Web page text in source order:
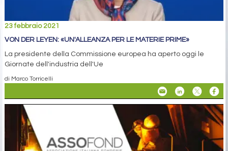
23 febbraio 2021
VON DER LEYEN: «UN'ALLEANZA PER LE MATERIE PRIME»
La presidente della Commissione europea ha aperto oggi le
Giornate dell'industria dell'Ue
di Marco Torricelli